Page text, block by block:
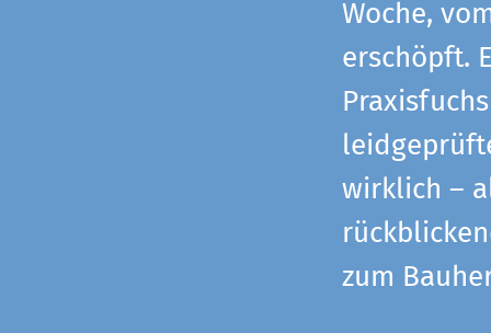
Woche,
erschöpft.
wirklich –
zum